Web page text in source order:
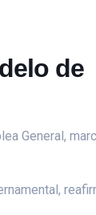
de
General,